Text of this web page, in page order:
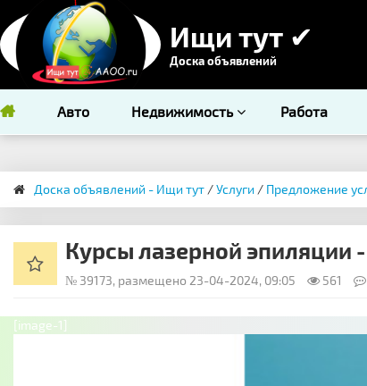
Ищи тут ✔
Доска объявлений
Авто Недвижимость Работа
Доска объявлений - Ищи тут /Услуги / Предложение
Курсы лазерной эпиляции
№ 39173, размещено 23-04-2024, 09:05 561
[image-1]